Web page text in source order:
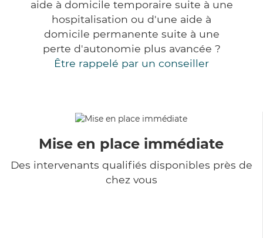
aide à domicile temporaire suite à une
hospitalisation ou d'une aide à
domicile permanente suite à une
perte d'autonomie plus avancée ?
Être rappelé par un conseiller
Mise en place immédiate
Des intervenants qualifiés disponibles près de
chez vous